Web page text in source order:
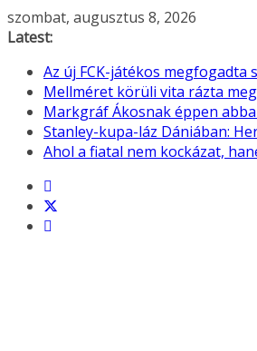
Skip
to
szombat, augusztus 8, 2026
Latest:
Az új FCK-játékos
Mellméret körüli vita rázta
Markgráf Ákosnak éppen
Stanley-kupa-láz Dániában:
Ahol a fiatal nem kockázat,